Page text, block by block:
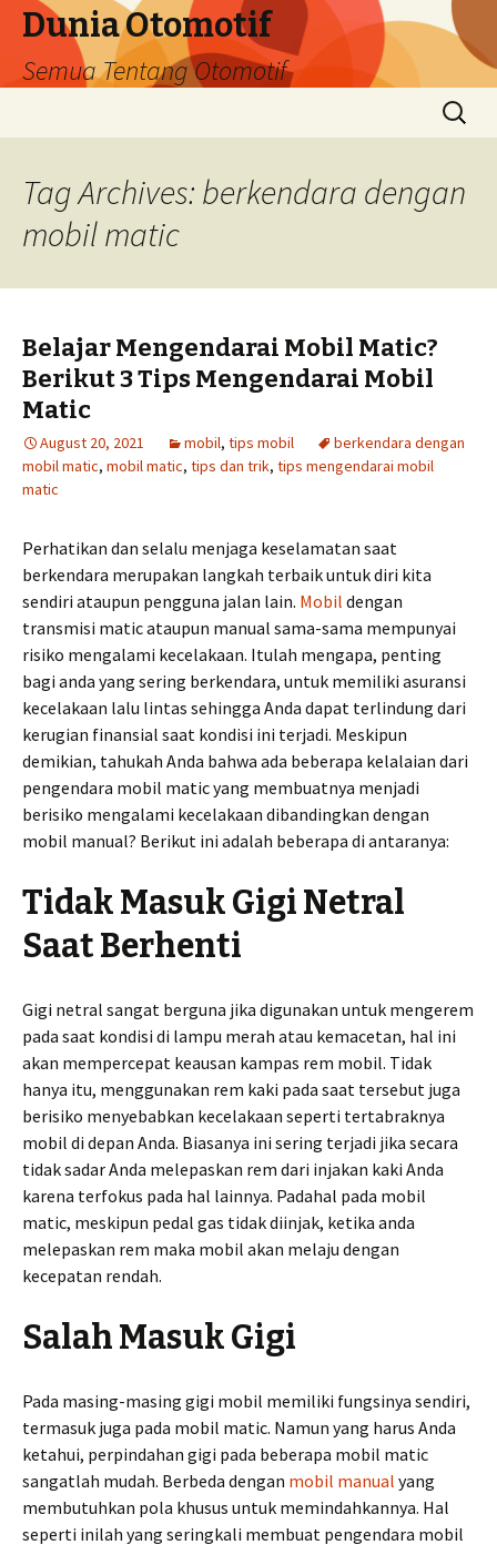
Dunia Otomotif
Semua Tentang Otomotif
Search
for:
Tag Archives: berkendara dengan
mobil matic
Belajar Mengendarai Mobil Matic?
Berikut 3 Tips Mengendarai Mobil
Matic
August 20, 2021 mobil, tips mobil
berkendara dengan
mobil matic, mobil matic, tips dan trik, tips mengendarai mobil
matic
Perhatikan dan selalu menjaga keselamatan saat
berkendara merupakan langkah terbaik untuk diri kita
sendiri ataupun pengguna jalan lain. Mobil dengan
transmisi matic ataupun manual sama-sama mempunyai
risiko mengalami kecelakaan. Itulah mengapa, penting
bagi anda yang sering berkendara, untuk memiliki asuransi
kecelakaan lalu lintas sehingga Anda dapat terlindung dari
kerugian finansial saat kondisi ini terjadi. Meskipun
demikian, tahukah Anda bahwa ada beberapa kelalaian dari
pengendara mobil matic yang membuatnya menjadi
berisiko mengalami kecelakaan dibandingkan dengan
mobil manual? Berikut ini adalah beberapa di antaranya:
Tidak Masuk Gigi Netral
Saat Berhenti
Gigi netral sangat berguna jika digunakan untuk mengerem
pada saat kondisi di lampu merah atau kemacetan, hal ini
akan mempercepat keausan kampas rem mobil. Tidak
hanya itu, menggunakan rem kaki pada saat tersebut juga
berisiko menyebabkan kecelakaan seperti tertabraknya
mobil di depan Anda. Biasanya ini sering terjadi jika secara
tidak sadar Anda melepaskan rem dari injakan kaki Anda
karena terfokus pada hal lainnya. Padahal pada mobil
matic, meskipun pedal gas tidak diinjak, ketika anda
melepaskan rem maka mobil akan melaju dengan
kecepatan rendah.
Salah Masuk Gigi
Pada masing-masing gigi mobil memiliki fungsinya sendiri,
termasuk juga pada mobil matic. Namun yang harus Anda
ketahui, perpindahan gigi pada beberapa mobil matic
sangatlah mudah. Berbeda dengan mobil manual yang
membutuhkan pola khusus untuk memindahkannya. Hal
seperti inilah yang seringkali membuat pengendara mobil